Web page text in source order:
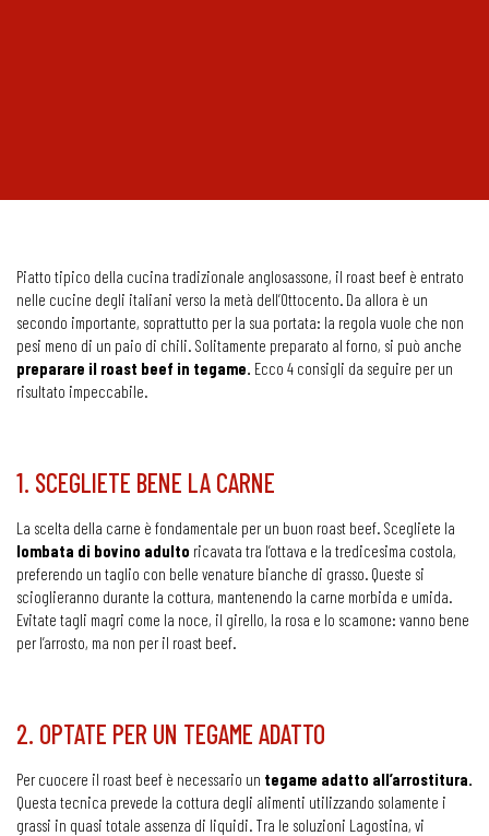
Piatto tipico della cucina tradizionale anglosassone, il roast beef è entrato
nelle cucine degli italiani verso la metà dell’Ottocento. Da allora è un
secondo importante, soprattutto per la sua portata: la regola vuole che non
pesi meno di un paio di chili. Solitamente preparato al forno, si può anche
preparare il roast beef in tegame. Ecco 4 consigli da seguire per un
risultato impeccabile.
1. SCEGLIETE BENE LA CARNE
La scelta della carne è fondamentale per un buon roast beef. Scegliete la
lombata di bovino adulto ricavata tra l’ottava e la tredicesima costola,
preferendo un taglio con belle venature bianche di grasso. Queste si
scioglieranno durante la cottura, mantenendo la carne morbida e umida.
Evitate tagli magri come la noce, il girello, la rosa e lo scamone: vanno bene
per l’arrosto, ma non per il roast beef.
2. OPTATE PER UN TEGAME ADATTO
Per cuocere il roast beef è necessario un tegame adatto all’arrostitura.
Questa tecnica prevede la cottura degli alimenti utilizzando solamente i
grassi in quasi totale assenza di liquidi. Tra le soluzioni Lagostina, vi